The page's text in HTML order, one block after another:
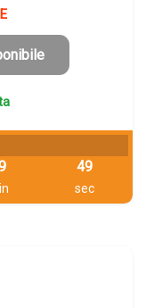
€.
è:
122,80 €.
48
sec